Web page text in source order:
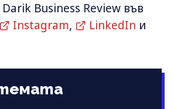
Business Review във
Instagram, LinkedIn и